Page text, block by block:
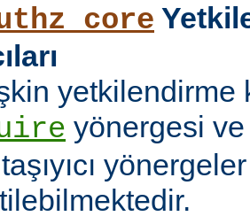
yetkilendirme
yönergesi